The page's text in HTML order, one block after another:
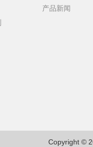
产品新闻
Copyright ©